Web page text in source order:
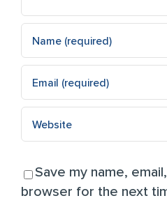
Save my name,
browser for the next